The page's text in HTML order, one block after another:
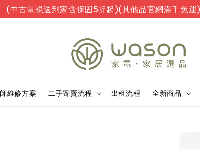
(中古電視送到家含保固5折起)(其他品官網滿千免運)
維修方案 二手寄賣流程 出租流程 全新商品